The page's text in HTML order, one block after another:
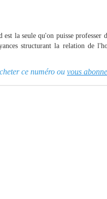
la seule qu'on puisse professer
structurant la relation de
ce numéro ou vous